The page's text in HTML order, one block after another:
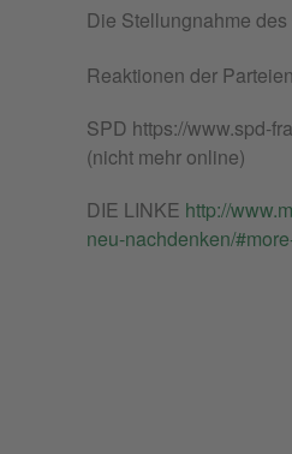
Die Stellungnahme
Reaktionen der
SPD https://www.spd-
(nicht mehr online)
DIE LINKE http://
neu-nachdenken/